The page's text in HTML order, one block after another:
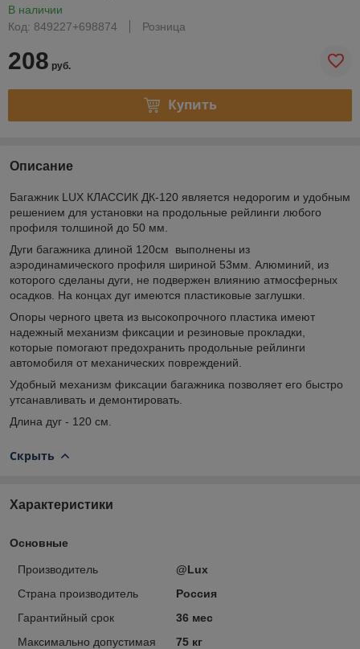
В наличии
Код: 849227+698874
Розница
208 руб.
Купить
Описание
Багажник LUX КЛАССИК ДК-120 является недорогим и удобным
решением для установки на продольные рейлинги любого
профиля толшиной до 50 мм.
Дуги багажника длиной 120см выполнены из
аэродинамического профиля шириной 53мм. Алюминий, из
которого сделаны дуги, не подвержен влиянию атмосферных
осадков. На концах дуг имеются пластиковые заглушки.
Опоры черного цвета из высокопрочного пластика имеют
надежный механизм фиксации и резиновые прокладки,
которые помогают предохранить продольные рейлинги
автомобиля от механических повреждений.
Удобный механизм фиксации багажника позволяет его быстро
утсанавливать и демонтировать.
Длина дуг - 120 см.
Скрыть
Характеристики
Основные
Производитель
@Lux
Страна производитель
Россия
Гарантийный срок
36 мес
Максимально допустимая
75 кг